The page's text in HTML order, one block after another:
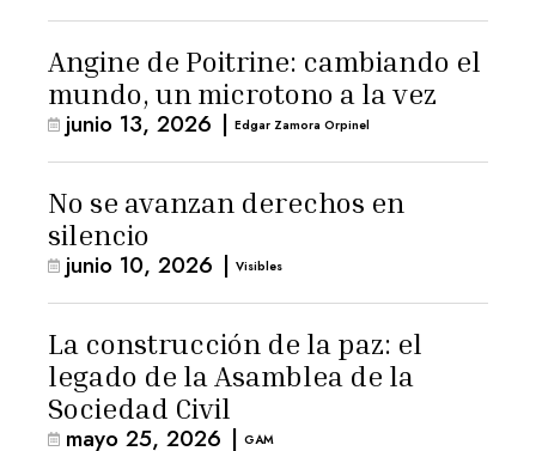
Angine de Poitrine: cambiando el
mundo, un microtono a la vez
junio 13, 2026 | Edgar Zamora Orpinel
No se avanzan derechos en
silencio
junio 10, 2026 | Visibles
La construcción de la paz: el
legado de la Asamblea de la
Sociedad Civil
mayo 25, 2026 | GAM